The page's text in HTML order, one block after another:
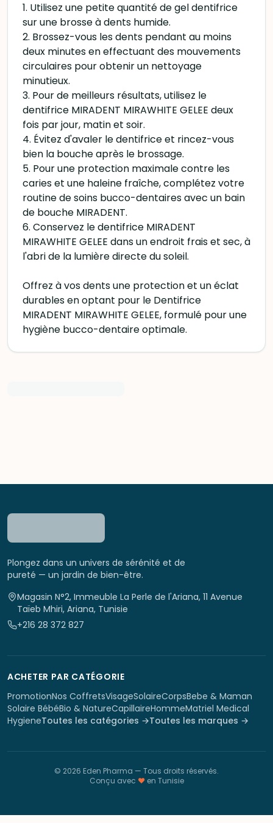
1. Utilisez une petite quantité de gel dentifrice
sur une brosse à dents humide.
2. Brossez-vous les dents pendant au moins
deux minutes en effectuant des mouvements
circulaires pour obtenir un nettoyage
minutieux.
3. Pour de meilleurs résultats, utilisez le
dentifrice MIRADENT MIRAWHITE GELEE deux
fois par jour, matin et soir.
4. Évitez d'avaler le dentifrice et rincez-vous
bien la bouche après le brossage.
5. Pour une protection maximale contre les
caries et une haleine fraîche, complétez votre
routine de soins bucco-dentaires avec un bain
de bouche MIRADENT.
6. Conservez le dentifrice MIRADENT
MIRAWHITE GELEE dans un endroit frais et sec, à
l'abri de la lumière directe du soleil.
Offrez à vos dents une protection et un éclat
durables en optant pour le Dentifrice
MIRADENT MIRAWHITE GELEE, formulé pour une
hygiène bucco-dentaire optimale.
Plongez dans un univers de sérénité et de
pureté — un jardin de bien-être.
Magasin N°2, Immeuble La Perle de l'Ariana, 11 Avenue
Taïeb Mhiri, Ariana, Tunisie
+216 28 372 827
ACHETER PAR CATÉGORIE
PromotionNos CoffretsVisageSolaireCorpsBebe & Maman
Solaire BébéBio & NatureCapillaireHommeMatriel Medical
HygieneToutes les catégories →Toutes les marques →
© 2026 Eden Pharma — Tous droits réservés.
Conçu avec ♥en Tunisie